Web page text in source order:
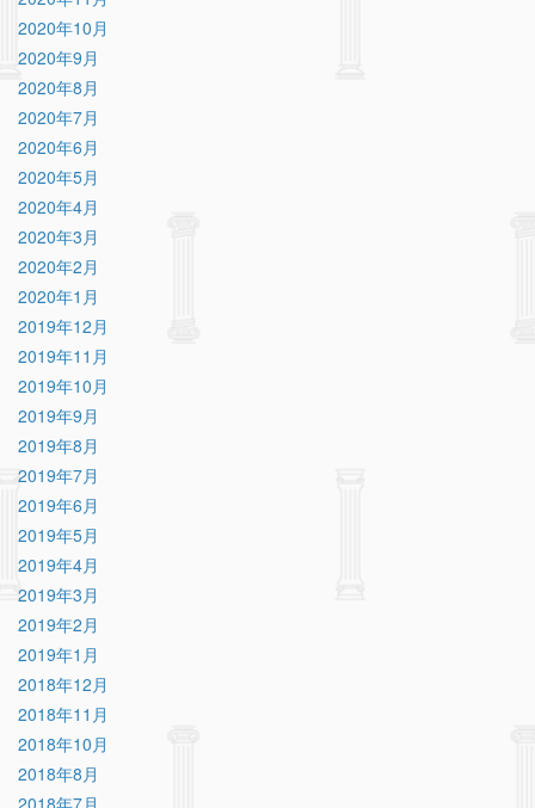
2020年10月
2020年9月
2020年8月
2020年7月
2020年6月
2020年5月
2020年4月
2020年3月
2020年2月
2020年1月
2019年12月
2019年11月
2019年10月
2019年9月
2019年8月
2019年7月
2019年6月
2019年5月
2019年4月
2019年3月
2019年2月
2019年1月
2018年12月
2018年11月
2018年10月
2018年8月
2018年7月